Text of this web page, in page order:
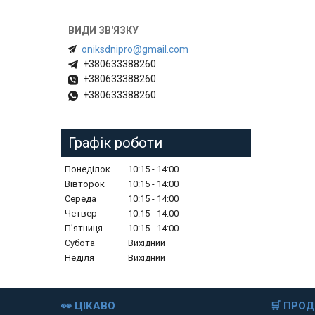
oniksdnipro@gmail.com
+380633388260
+380633388260
+380633388260
Графік роботи
Понеділок 10:15
14:00
Вівторок
10:15
14:00
Середа
10:15
14:00
Четвер
10:15
14:00
Пʼятниця
10:15
14:00
Субота
Вихідний
Неділя
Вихідний
👀 ЦІКАВО 🛒